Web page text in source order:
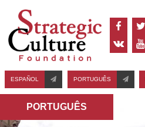
ESPAÑOL PORTUGUÊS
PORTUGUÊS